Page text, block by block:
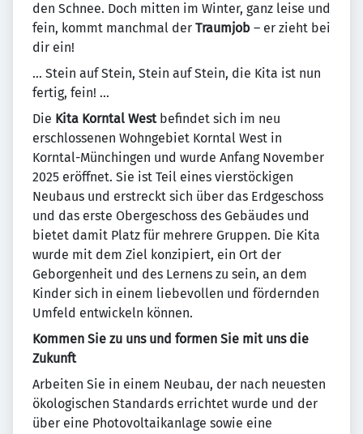
den Schnee. Doch mitten im Winter, ganz leise und
fein, kommt manchmal der Traumjob – er zieht bei
dir ein!
... Stein auf Stein, Stein auf Stein, die Kita ist nun
fertig, fein! ...
Die Kita Korntal Westbefindet sich im neu
erschlossenen Wohngebiet Korntal West in
Korntal-Münchingen und wurde Anfang November
2025 eröffnet. Sie ist Teil eines vierstöckigen
Neubaus und erstreckt sich über das Erdgeschoss
und das erste Obergeschoss des Gebäudes und
bietet damit Platz für mehrere Gruppen. Die Kita
wurde mit dem Ziel konzipiert, ein Ort der
Geborgenheit und des Lernens zu sein, an dem
Kinder sich in einem liebevollen und fördernden
Umfeld entwickeln können.
Kommen Sie zu uns und formen Sie mit uns die
Zukunft
Arbeiten Sie in einem Neubau, der nach neuesten
ökologischen Standards errichtet wurde und der
über eine Photovoltaikanlage sowie eine